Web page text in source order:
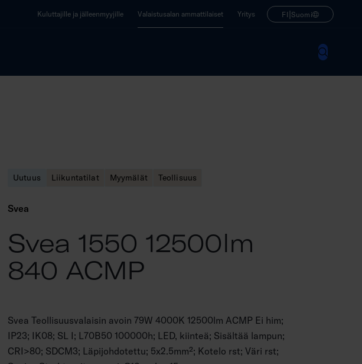
Kuluttajille ja jälleenmyyjille Valaistusalan ammattilaiset Yritys FI |Suomi
Uutuus Liikuntatilat Myymälät Teollisuus
Svea
Svea 1550 12500lm
840 ACMP
Svea Teollisuusvalaisin avoin 79W 4000K 12500lm ACMP Ei him;
IP23; IK08; SL I; L70B50 100000h; LED, kiinteä; Sisältää lampun;
CRI>80; SDCM3; Läpijohdotettu; 5x2.5mm²; Kotelo rst; Väri rst;